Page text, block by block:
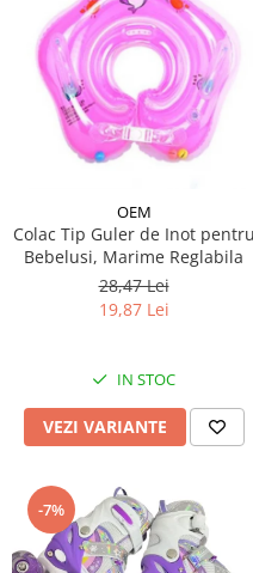
OEM
Colac Tip Guler de Inot pentru
Bebelusi, Marime Reglabila
28,47 Lei
19,87 Lei
IN STOC
VEZI VARIANTE
-7%